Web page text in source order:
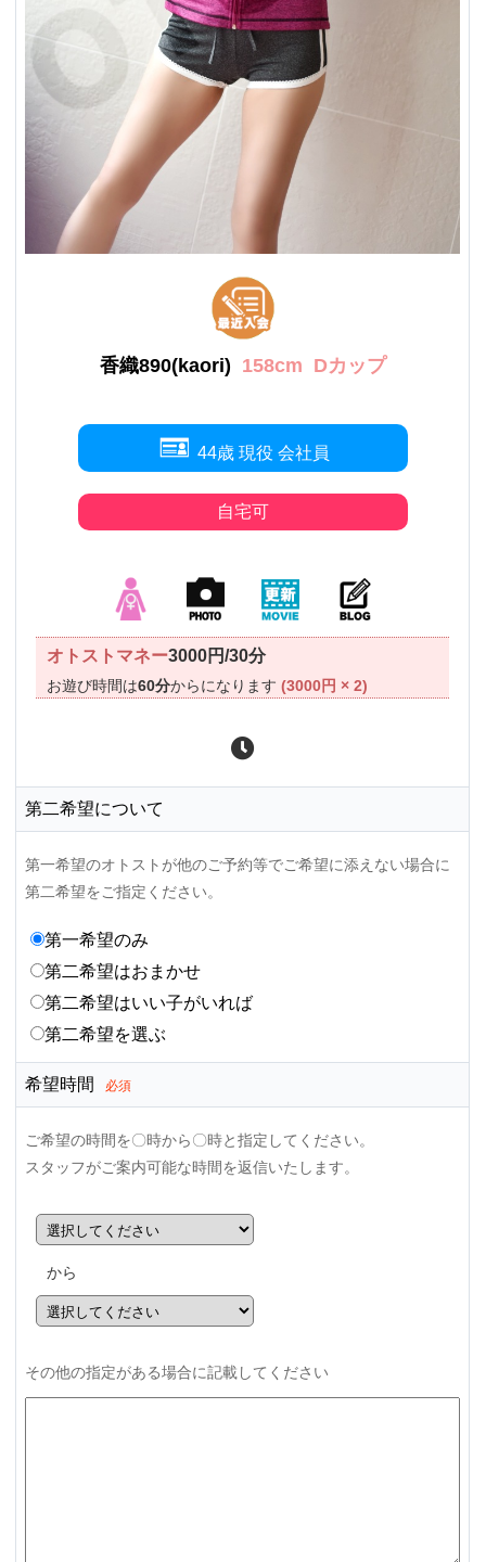
香織890(kaori) 158cm Dカップ
44歳 現役 会社員
自宅可
オトストマネー3000円/30分
お遊び時間は60分からになります(3000円 × 2)
第二希望について
第一希望のオトストが他のご予約等でご希望に添えない場合に
第二希望をご指定ください。
第一希望のみ
第二希望はおまかせ
第二希望はいい子がいれば
第二希望を選ぶ
希望時間 必須
ご希望の時間を〇時から〇時と指定してください。
スタッフがご案内可能な時間を返信いたします。
から
その他の指定がある場合に記載してください